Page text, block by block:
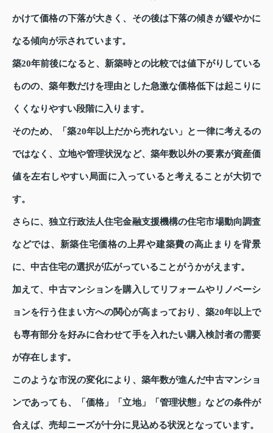
かけて価格の下落が大きく、その後は下落の傾きが緩やかに
なる傾向が示されています。
築20年前後になると、新築時との比較では値下がりしている
ものの、築年数だけを理由とした急激な価格低下は起こりに
くくなりやすい段階に入ります。
そのため、「築20年以上だから売れない」と一律に考えるの
ではなく、立地や管理状況など、築年数以外の要素が資産価
値を左右しやすい局面に入っていると考えることが大切で
す。
さらに、独立行政法人住宅金融支援機構の住宅市場動向調査
などでは、新築住宅価格の上昇や建築費の高止まりを背景
に、中古住宅の選択が広がっていることがうかがえます。
加えて、中古マンションを購入してリフォームやリノベーシ
ョンを行う住まい方への関心が高まっており、築20年以上で
も専有部分を好みに合わせて手を入れたい購入検討者の需要
が存在します。
このような市況の変化により、築年数が進んだ中古マンショ
ンであっても、「価格」「立地」「管理状態」などの条件が
合えば、売却ニーズが十分に見込める状況となっています。